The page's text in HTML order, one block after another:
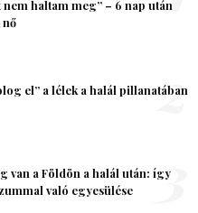
haltam meg” – 6 nap után
nő
el” a lélek a halál pillanatában
2
van a Földön a halál után: így
való egyesülése
3